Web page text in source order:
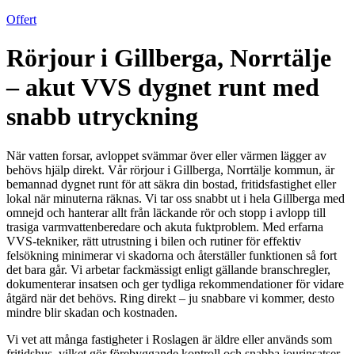
Offert
Rörjour i Gillberga, Norrtälje
– akut VVS dygnet runt med
snabb utryckning
När vatten forsar, avloppet svämmar över eller värmen lägger av
behövs hjälp direkt. Vår rörjour i Gillberga, Norrtälje kommun, är
bemannad dygnet runt för att säkra din bostad, fritidsfastighet eller
lokal när minuterna räknas. Vi tar oss snabbt ut i hela Gillberga med
omnejd och hanterar allt från läckande rör och stopp i avlopp till
trasiga varmvattenberedare och akuta fuktproblem. Med erfarna
VVS-tekniker, rätt utrustning i bilen och rutiner för effektiv
felsökning minimerar vi skadorna och återställer funktionen så fort
det bara går. Vi arbetar fackmässigt enligt gällande branschregler,
dokumenterar insatsen och ger tydliga rekommendationer för vidare
åtgärd när det behövs. Ring direkt – ju snabbare vi kommer, desto
mindre blir skadan och kostnaden.
Vi vet att många fastigheter i Roslagen är äldre eller används som